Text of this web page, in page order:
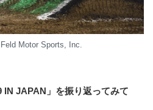
Motor Sports, Inc.
IN JAPAN」を振り返ってみて